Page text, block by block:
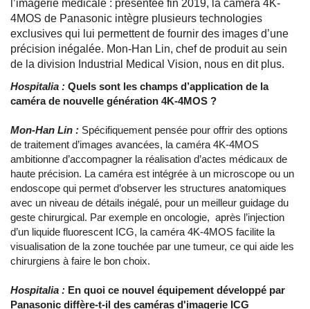
l’imagerie médicale : présentée fin 2019, la caméra 4K-
4MOS de Panasonic intègre plusieurs technologies
exclusives qui lui permettent de fournir des images d’une
précision inégalée. Mon-Han Lin, chef de produit au sein
de la division Industrial Medical Vision, nous en dit plus.
Hospitalia : Quels sont les champs d’application de la
caméra de nouvelle génération 4K-4MOS ?
Mon-Han Lin : Spécifiquement pensée pour offrir des options
de traitement d’images avancées, la caméra 4K-4MOS
ambitionne d’accompagner la réalisation d’actes médicaux de
haute précision. La caméra est intégrée à un microscope ou un
endoscope qui permet d’observer les structures anatomiques
avec un niveau de détails inégalé, pour un meilleur guidage du
geste chirurgical. Par exemple en oncologie, après l’injection
d’un liquide fluorescent ICG, la caméra 4K-4MOS facilite la
visualisation de la zone touchée par une tumeur, ce qui aide les
chirurgiens à faire le bon choix.
Hospitalia : En quoi ce nouvel équipement développé par
Panasonic diffère-t-il des caméras d'imagerie ICG